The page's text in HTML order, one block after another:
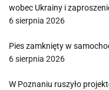
wobec Ukrainy i
6 sierpnia 2026
Pies zamknięty w
6 sierpnia 2026
W Poznaniu ruszyło